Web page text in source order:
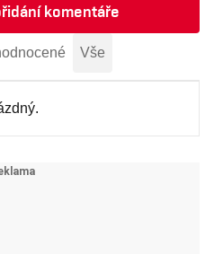
komentáře
Vše